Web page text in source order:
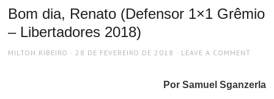
Bom dia, Renato (Defensor 1×1 Grêmio
– Libertadores 2018)
AUTHOR
MILTON RIBEIRO
POSTED
28 DE FEVEREIRO DE 2018 LEAVE A COMMENT
Por Samuel Sganzerla